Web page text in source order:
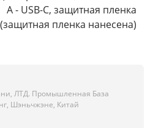
A - USB-C, защитная пленка
(защитная пленка нанесена)
ЛТД. Промышленная База
Шэньчжэне, Китай